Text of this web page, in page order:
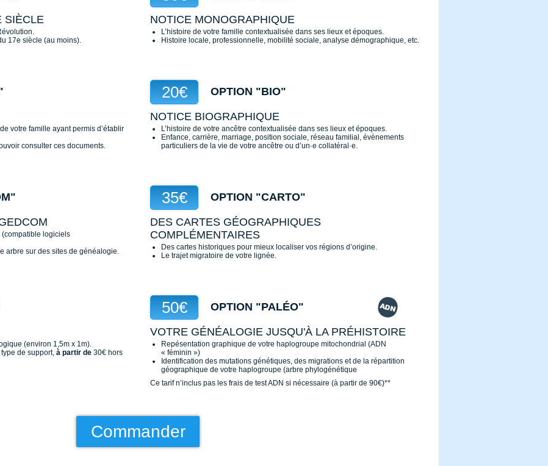
SIÈCLE
17e siècle (au moins).
NOTICE MONOGRAPHIQUE
L’histoire de votre famille contextualisée dans ses lieux et époques.
Histoire locale, professionnelle, mobilité sociale, analyse démographique, etc.
votre famille ayant permis d’établir
consulter ces documents.
20€ OPTION "BIO"
NOTICE BIOGRAPHIQUE
L’histoire de votre ancêtre contextualisée dans ses lieux et époques.
Enfance, carrière, marriage, position sociale, réseau familial, évènements
particuliers de la vie de votre ancêtre ou d’un·e collatéral·e.
(compatible logiciels
arbre sur des sites de généalogie.
35€ OPTION "CARTO"
DES CARTES GÉOGRAPHIQUES
COMPLÉMENTAIRES
Des cartes historiques pour mieux localiser vos régions d’origine.
Le trajet migratoire de votre lignée.
(environ 1,5m x 1m).
de support, à partir de30€ hors
50€ OPTION "PALÉO"
VOTRE GÉNÉALOGIE JUSQU'À LA PRÉHISTOIRE
Repésentation graphique de votre haplogroupe mitochondrial (ADN
« féminin »)
Identification des mutations génétiques, des migrations et de la répartition
géographique de votre haplogroupe (arbre phylogénétique
Ce tarif n’inclus pas les frais de test ADN si nécessaire (à partir de 90€)**
Commander